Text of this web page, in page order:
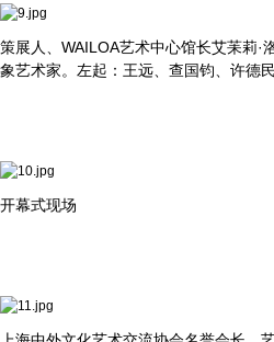
策展人、WAILOA艺术中心馆长艾苿莉·
象艺术家。左起：王远、查国钧、许德民
开幕式现场